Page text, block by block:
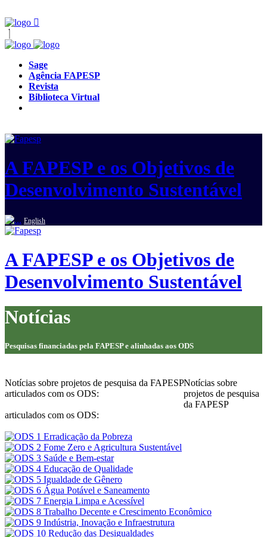
Sage
Agência FAPESP
Revista
Biblioteca Virtual
A FAPESP e os Objetivos de
Desenvolvimento Sustentável
English
A FAPESP e os Objetivos de
Desenvolvimento Sustentável
Notícias
Pesquisas financiadas pela FAPESP e alinhadas aos ODS
Notícias sobre projetos de pesquisa da FAPESP
articulados com os ODS:
Notícias sobre
projetos de pesquisa
da FAPESP
articulados com os ODS: